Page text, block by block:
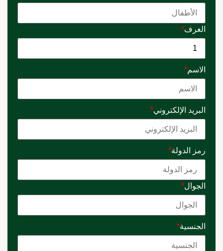
الغرف*
الاسم*
البريد الإلكتروني*
رمز الدولة*
الجوال*
الجنسية*